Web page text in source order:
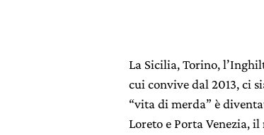
La Sicilia, Torino,
cui convive dal 2013, ci
“vita di merda” è
Loreto e Porta Venezia,